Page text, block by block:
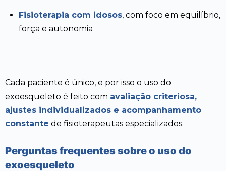
Fisioterapia com idosos, com foco em equilíbrio,
força e autonomia
Cada paciente é único, e por isso o uso do
exoesqueleto é feito com avaliação criteriosa,
ajustes individualizados e acompanhamento
constante de fisioterapeutas especializados.
Perguntas frequentes sobre o uso do
exoesqueleto